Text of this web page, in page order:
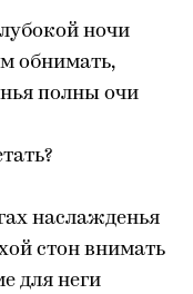
ночи
обнимать,
полны очи
наслажденья
стон внимать
для неги